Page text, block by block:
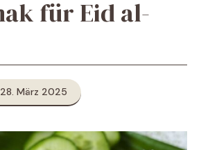
für Eid al-
28. März 2025